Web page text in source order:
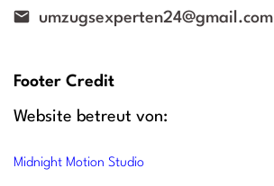
umzugsexperten24@gmail.com
Footer Credit
Website betreut von:
Midnight Motion Studio